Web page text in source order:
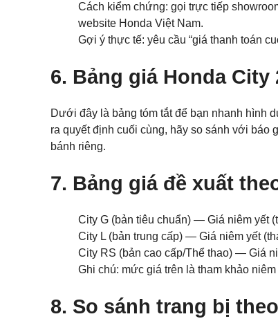
Cách kiểm chứng: gọi trực tiếp
website Honda Việt Nam.
Gợi ý thực tế: yêu cầu “giá thanh toán
6. Bảng giá Honda City
Dưới đây là bảng tóm tắt để bạn nhanh hình
ra quyết định cuối cùng, hãy so sánh với báo
bánh riêng.
7. Bảng giá đề xuất
City G (bản tiêu chuẩn) — Giá niêm yết
City L (bản trung cấp) — Giá niêm yết
City RS (bản cao cấp/Thể thao) — Giá
Ghi chú: mức giá trên là tham khảo
8. So sánh trang bị